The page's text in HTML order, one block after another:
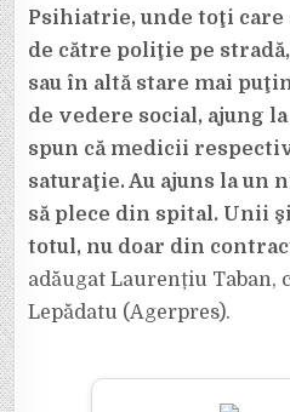
Psihiatrie, unde toţi care
de către poliţie pe
sau în altă stare mai
de vedere social, ajung
spun că medicii
saturaţie. Au ajuns la un
să plece din spital. Unii
totul, nu doar din
adăugat Laurențiu Taban,
Lepădatu (Agerpres).